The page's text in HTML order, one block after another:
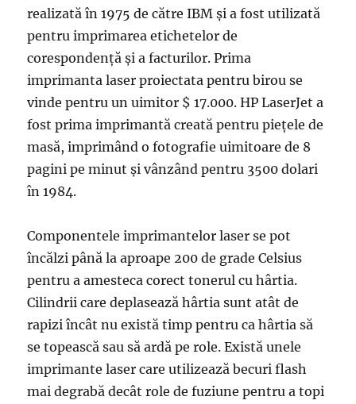
realizată în 1975 de către IBM și a fost utilizată
pentru imprimarea etichetelor de
corespondență și a facturilor. Prima
imprimanta laser proiectata pentru birou se
vinde pentru un uimitor $ 17.000. HP LaserJet a
fost prima imprimantă creată pentru piețele de
masă, imprimând o fotografie uimitoare de 8
pagini pe minut și vânzând pentru 3500 dolari
în 1984.
Componentele imprimantelor laser se pot
încălzi până la aproape 200 de grade Celsius
pentru a amesteca corect tonerul cu hârtia.
Cilindrii care deplasează hârtia sunt atât de
rapizi încât nu există timp pentru ca hârtia să
se topească sau să ardă pe role. Există unele
imprimante laser care utilizează becuri flash
mai degrabă decât role de fuziune pentru a topi